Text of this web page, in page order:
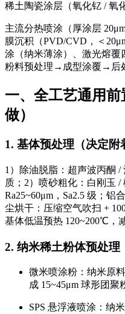
稀土陶瓷涂层（氧化钇 / 氧
主流分热喷涂（厚涂层
膜沉积（PVD/CVD，＜
涂（纳米薄涂）、激光熔覆
粉料预处理→成型涂覆→后
一、全工艺通用
做）
1. 基体预处理（决定附
1）除油脱脂：超声波丙酮
质；2）喷砂粗化：白刚玉 /
Ra25~60μm ，Sa2.5 级；铝
尘烘干：压缩空气吹扫 +
基体低温预热 120~200℃，
2. 纳米稀土粉体预处理
微米喷涂粉：纳米原料
成 15~45μm 球形团聚
SPS 悬浮液喷涂：纳